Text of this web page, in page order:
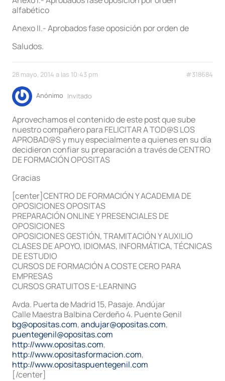
alfabético
Anexo II.- Aprobados fase oposición por orden de
Saludos.
28 mayo, 2014 a las 10:43 pm #318684
Anónimo Invitado
Aprovechamos el contenido de este post que sube
nuestro compañero para FELICITAR A TOD@S LOS
APROBAD@S y muy especialmente a quienes en su día
decidieron confiar su preparación a través de CENTRO
DE FORMACIÓN OPOSITAS
Gracias
[center]CENTRO DE FORMACIÓN Y ACADEMIA DE
OPOSICIONES OPOSITAS
PREPARACIÓN ONLINE Y PRESENCIALES DE
OPOSICIONES
OPOSICIONES GESTIÓN, TRAMITACIÓN Y AUXILIO
CLASES DE APOYO, IDIOMAS, INFORMÁTICA, TÉCNICAS
DE ESTUDIO
CURSOS DE FORMACIÓN A COSTE CERO PARA
EMPRESAS
CURSOS GRATUITOS E-LEARNING
Avda. Puerta de Madrid 15, Pasaje. Andújar
Calle Maestra Balbina Cerdeño 4. Puente Genil
bg@opositas.com,andujar@opositas.com,
puentegenil@opositas.com
http://www.opositas.com,
http://www.opositasformacion.com,
http://www.opositaspuentegenil.com
[/center]